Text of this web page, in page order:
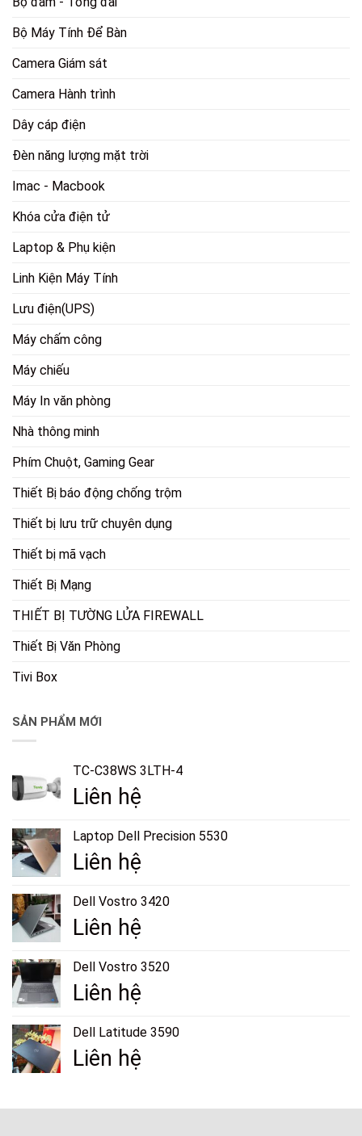
Bộ Máy Tính Để Bàn
Camera Giám sát
Camera Hành trình
Dây cáp điện
Đèn năng lượng mặt trời
Imac - Macbook
Khóa cửa điện tử
Laptop & Phụ kiện
Linh Kiện Máy Tính
Lưu điện(UPS)
Máy chấm công
Máy chiếu
Máy In văn phòng
Nhà thông minh
Phím Chuột, Gaming Gear
Thiết Bị báo động chống trộm
Thiết bị lưu trữ chuyên dụng
Thiết bị mã vạch
Thiết Bị Mạng
THIẾT BỊ TƯỜNG LỬA FIREWALL
Thiết Bị Văn Phòng
Tivi Box
SẢN PHẨM MỚI
TC-C38WS 3LTH-4
Liên hệ
Laptop Dell Precision 5530
Liên hệ
Dell Vostro 3420
Liên hệ
Dell Vostro 3520
Liên hệ
Dell Latitude 3590
Liên hệ